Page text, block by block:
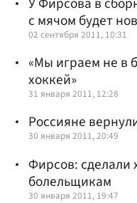
с мячом будет
02 сентября 2011, 10:31
«Мы играем не в
хоккей»
31 января 2011, 12:28
Россияне
30 января 2011, 20:49
Фирсов: сделали
болельщикам
30 января 2011, 19:47